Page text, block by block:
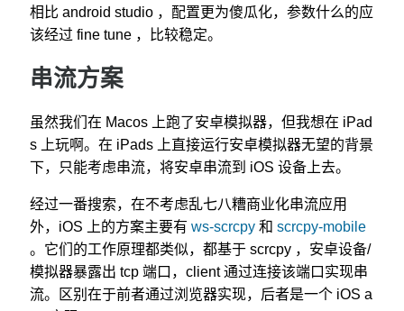
相比 android studio ，配置更为傻瓜化，参数什么的应
该经过 fine tune ，比较稳定。
串流方案
虽然我们在 Macos 上跑了安卓模拟器，但我想在 iPad
s 上玩啊。在 iPads 上直接运行安卓模拟器无望的背景
下，只能考虑串流，将安卓串流到 iOS 设备上去。
经过一番搜索，在不考虑乱七八糟商业化串流应用
外，iOS 上的方案主要有ws-scrcpy 和scrcpy-mobile
。它们的工作原理都类似，都基于 scrcpy ，安卓设备/
模拟器暴露出 tcp 端口，client 通过连接该端口实现串
流。区别在于前者通过浏览器实现，后者是一个 iOS a